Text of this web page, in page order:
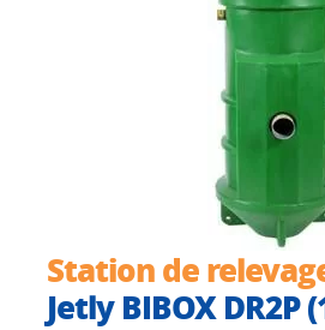
Station de
Jetly BIBOX DR2P